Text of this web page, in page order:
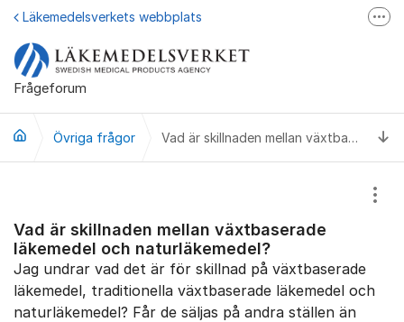
Hoppa till innehåll
Frågeforum
Läkemedelsverkets webbplats
Läkemedelsupplysningen
Läkemedelsverket på Facebook
Övriga frågor Vad är skillnaden mellan växtbaserade läkemedel och naturläkemedel?
Vad är skillnaden mellan växtbaserade
läkemedel och naturläkemedel?
Jag undrar vad det är för skillnad på växtbaserade
läkemedel, traditionella växtbaserade läkemedel och
naturläkemedel? Får de säljas på andra ställen än